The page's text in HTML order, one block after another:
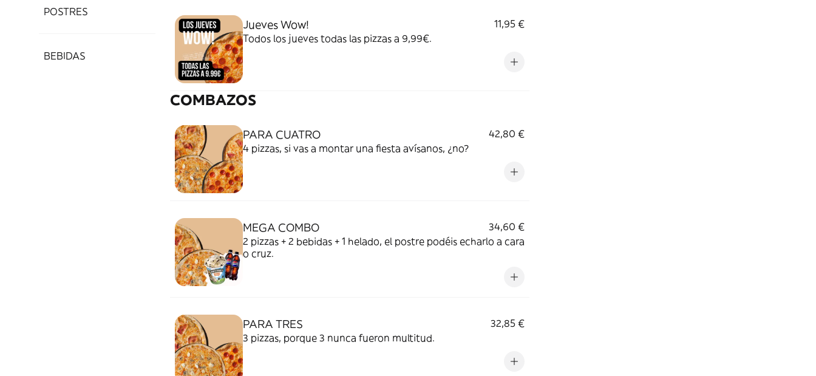
POSTRES
BEBIDAS
Jueves Wow!
11,95 €
Todos los jueves todas las pizzas a 9,99€.
COMBAZOS
PARA CUATRO
42,80 €
4 pizzas, si vas a montar una fiesta avísanos, ¿no?
MEGA COMBO
34,60 €
2 pizzas + 2 bebidas + 1 helado, el postre podéis echarlo a cara
o cruz.
PARA TRES
32,85 €
3 pizzas, porque 3 nunca fueron multitud.